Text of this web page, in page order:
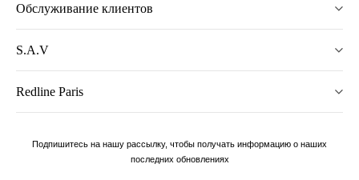
Обслуживание клиентов
S.A.V
Redline Paris
Подпишитесь на нашу рассылку, чтобы получать информацию о наших
последних обновлениях